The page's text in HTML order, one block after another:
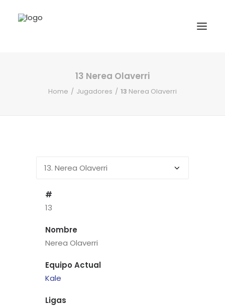
13 Nerea Olaverri
Home Jugadores 13 Nerea Olaverri
#
13
Nombre
Nerea Olaverri
Equipo Actual
Kale
Ligas